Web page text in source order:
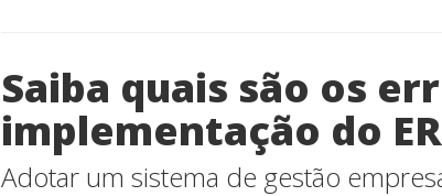
Saiba quais são os
implementação do
Adotar um sistema de gestão